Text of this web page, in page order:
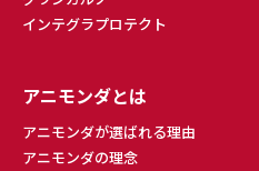
インテグラプロテクト
アニモンダとは
アニモンダが選ばれる理由
アニモンダの理念